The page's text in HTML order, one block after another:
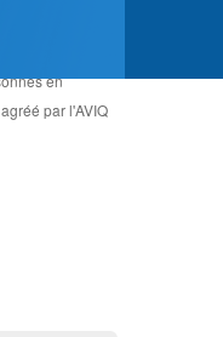
&
en
par l'AVIQ